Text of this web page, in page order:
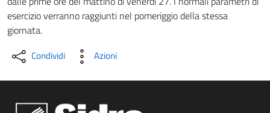
esercizio verranno raggiunti nel pomeriggio della stessa
giornata.
Condividi Azioni